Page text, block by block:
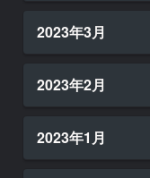
2023年3月
2023年2月
2023年1月